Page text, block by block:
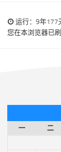
运行：9年177
您在本浏览器已刷
一
二